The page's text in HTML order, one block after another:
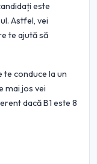
este
Astfel, vei
te ajută să
te conduce la un
mai jos vei
dacă B1 este 8